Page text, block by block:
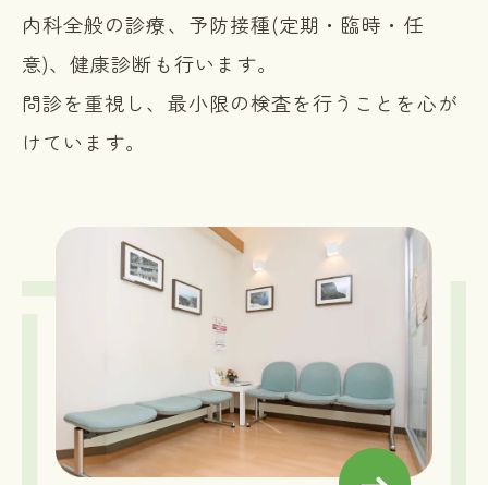
内科全般の診療、予防接種(定期・臨時・任
意)、健康診断も行います。
問診を重視し、最小限の検査を行うことを心が
けています。